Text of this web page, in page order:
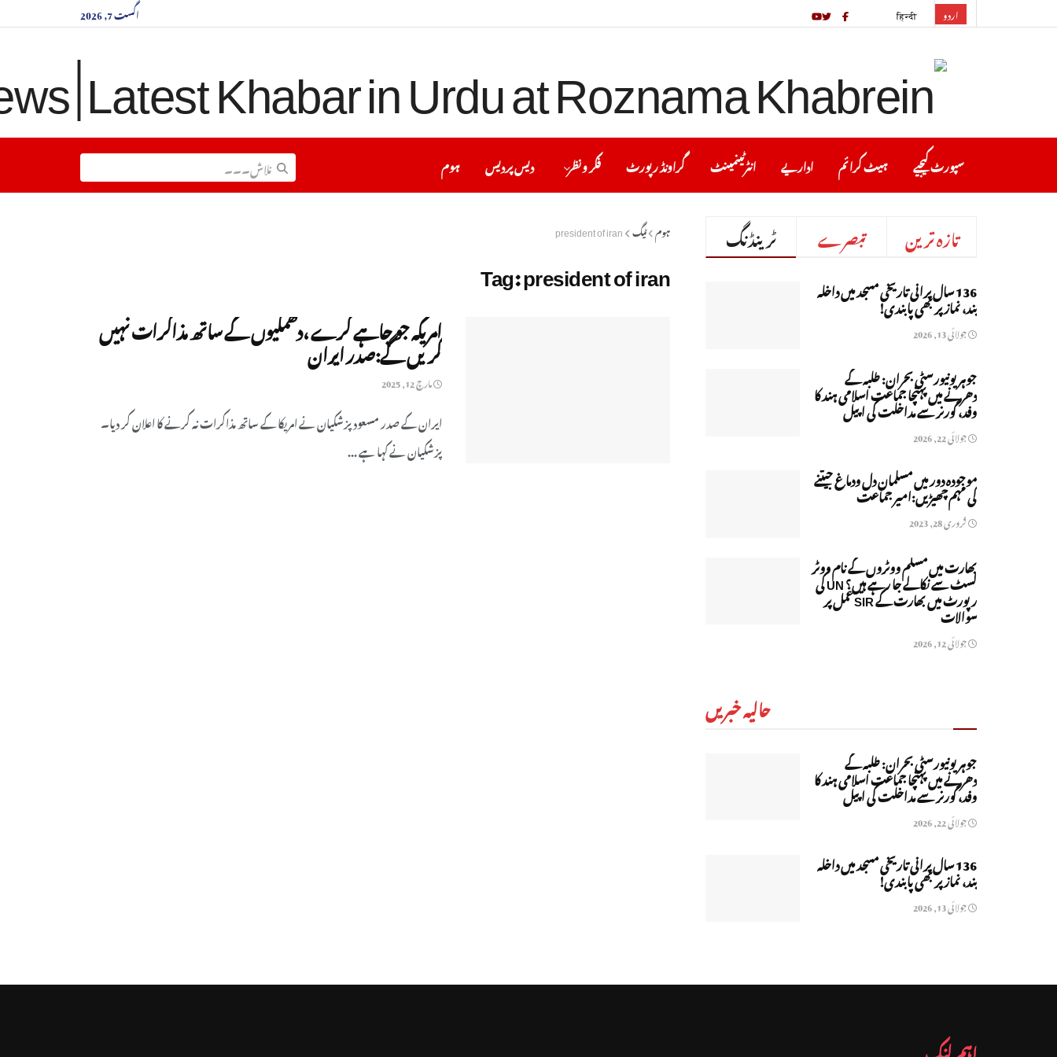
اردو हिन्दी اگست 7, 2026
ہوم دیس پردیس فکر ونظر گراونڈ رپورٹ انٹرٹینمینٹ اداریے ہیٹ کرا ئم سپورٹ کیجیے
ہوم ٹیگ president of iran
Tag:president of iran
امریکہ جو چاہے کرے ،دھمکیوں کے ساتھ مذاکرات نہیں
کریں گے:صدر ایران
مارچ 12, 2025
ایران کے صدر مسعود پزشکیان نے امریکا کے ساتھ مذاکرات نہ کرنے کا اعلان کر دیا۔
پزشکیان نے کہا ہے ...
ٹرینڈنگ تبصرے تازہ ترین
136 سال پرانی تاریخی مسجد میں داخلہ
بند، نماز پر بھی پابندی!
جولائی 13, 2026
جوہر یونیورسٹی بحران: طلبہ کے
دھرنے میں پہنچا جماعت اسلامی ہند کا
وفد، گورنر سے مداخلت کی اپیل
جولائی 22, 2026
موجودہ دور میں مسلمان دل ودماغ جیتنے
کی مہم چھیڑیں:امیر جماعت
فروری 28, 2023
بھارت میں مسلم ووٹروں کے نام ووٹر
لسٹ سے نکالے جا رہے ہیں؟ UN کی
رپورٹ میں بھارت کے SIR عمل پر
سوالات
جولائی 12, 2026
حالیہ خبریں
جوہر یونیورسٹی بحران: طلبہ کے
دھرنے میں پہنچا جماعت اسلامی ہند کا
وفد، گورنر سے مداخلت کی اپیل
جولائی 22, 2026
136 سال پرانی تاریخی مسجد میں داخلہ
بند، نماز پر بھی پابندی!
جولائی 13, 2026